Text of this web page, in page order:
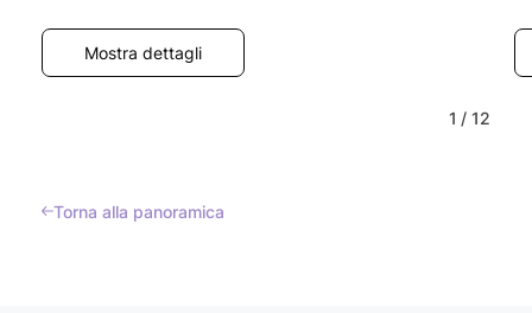
Mostra dettagli
1 / 12
Torna alla panoramica